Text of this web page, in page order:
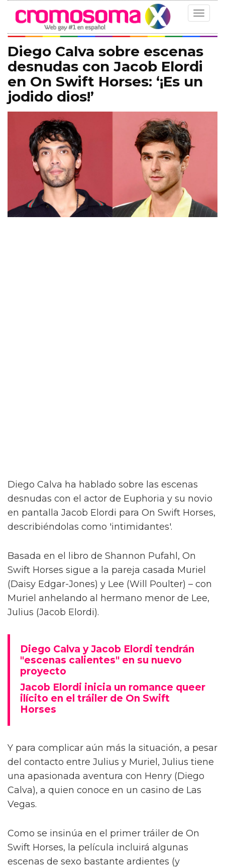
Toggle
Diego Calva sobre escenas
desnudas con Jacob Elordi
en On Swift Horses: ‘¡Es un
jodido dios!’
Diego Calva ha hablado sobre las escenas
desnudas con el actor de Euphoria y su novio
en pantalla Jacob Elordi para On Swift Horses,
describiéndolas como 'intimidantes'.
Basada en el libro de Shannon Pufahl, On
Swift Horses sigue a la pareja casada Muriel
(Daisy Edgar-Jones) y Lee (Will Poulter) – con
Muriel anhelando al hermano menor de Lee,
Julius (Jacob Elordi).
Diego Calva y Jacob Elordi tendrán
"escenas calientes" en su nuevo
proyecto
Jacob Elordi inicia un romance queer
ilícito en el tráiler de On Swift
Horses
Y para complicar aún más la situación, a pesar
del contacto entre Julius y Muriel, Julius tiene
una apasionada aventura con Henry (Diego
Calva), a quien conoce en un casino de Las
Vegas.
Como se insinúa en el primer tráiler de On
Swift Horses, la película incluirá algunas
escenas de sexo bastante ardientes (y